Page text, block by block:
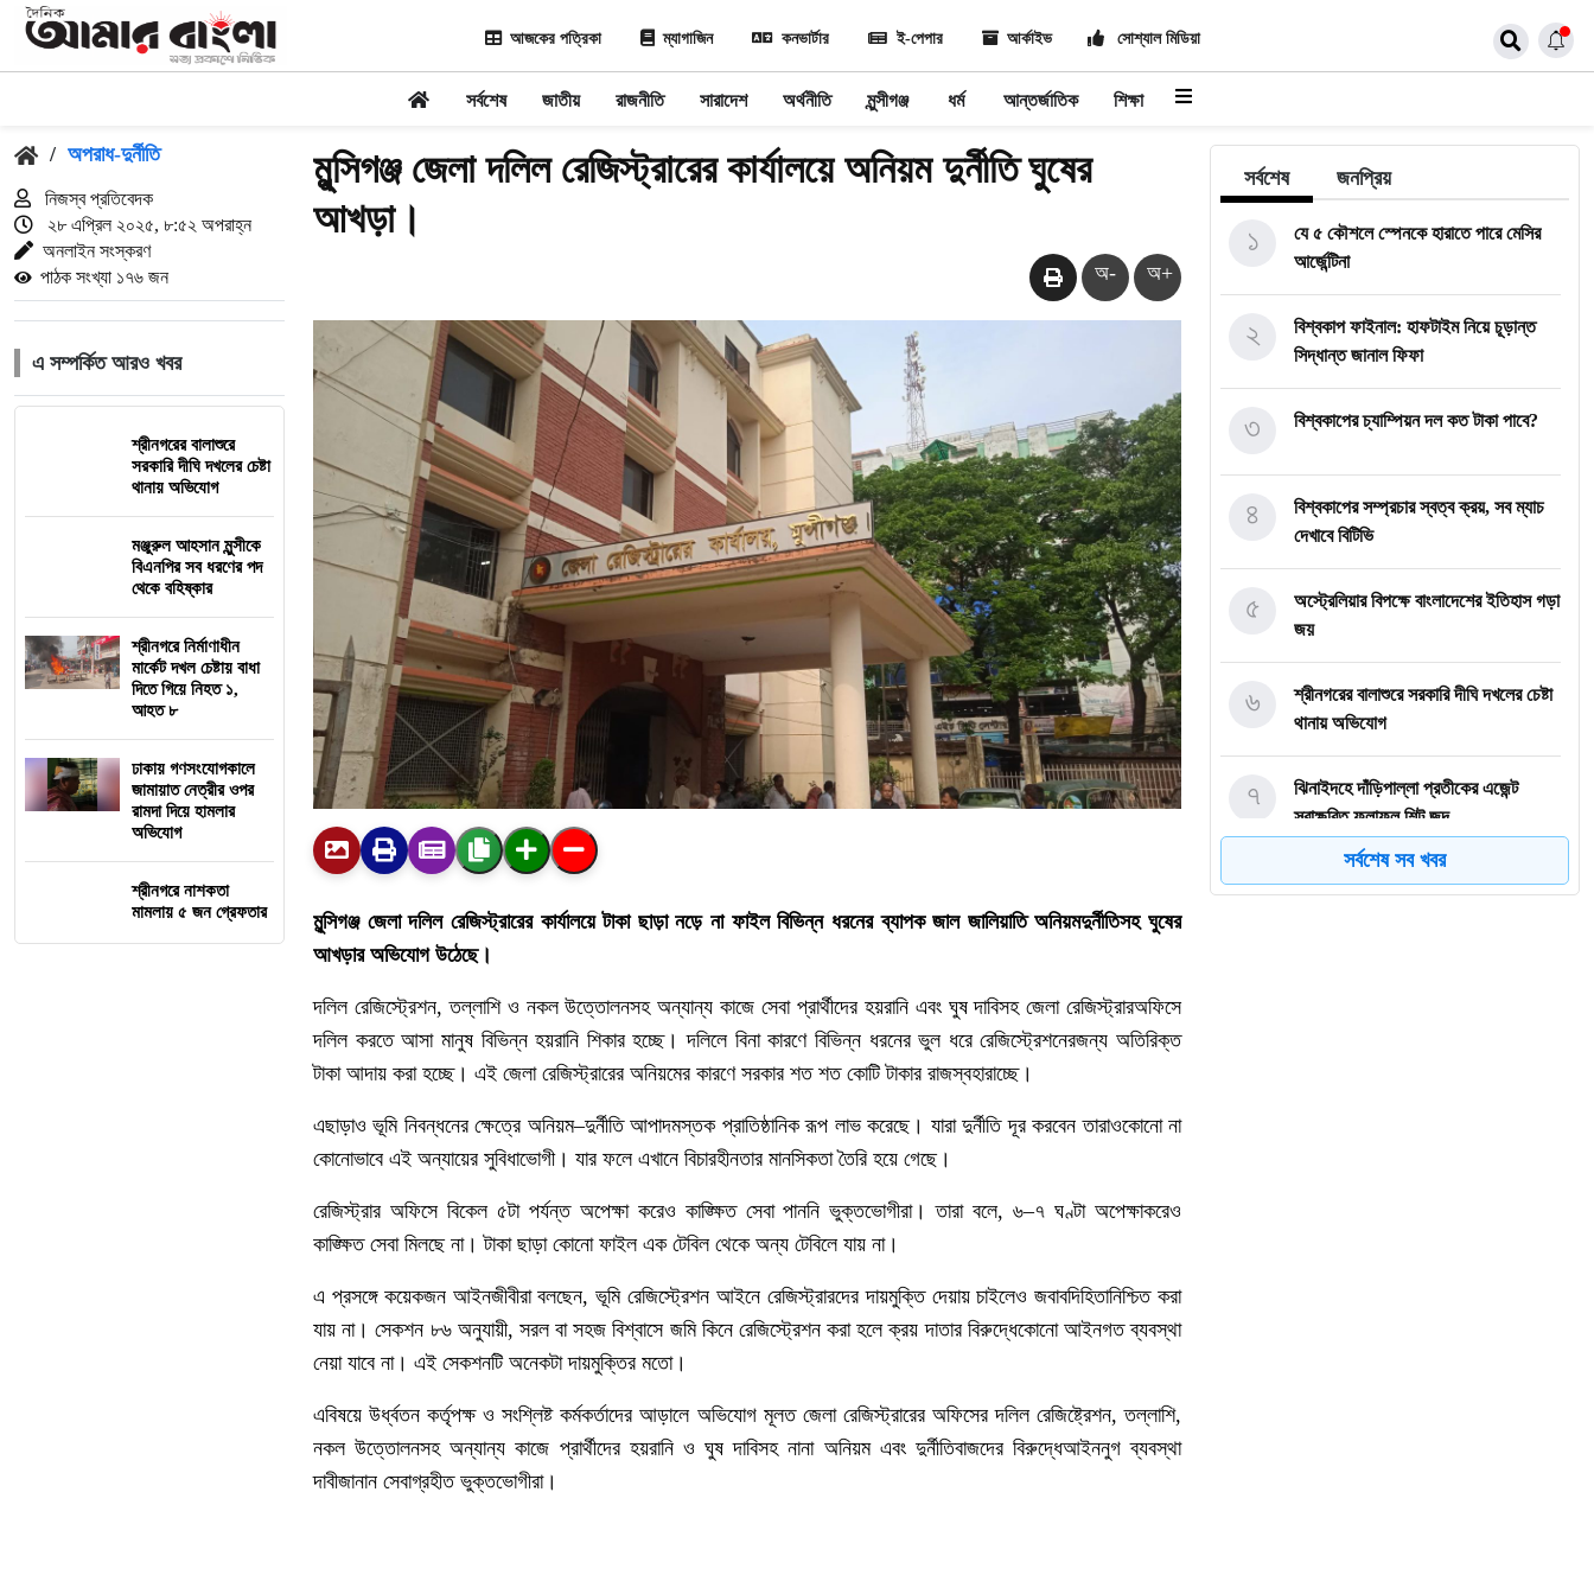
আজকের পত্রিকা ম্যাগাজিন কনভার্টার ই-পেপার আর্কাইভ সোশ্যাল মিডিয়া
সর্বশেষ জাতীয় রাজনীতি সারাদেশ অর্থনীতি মুন্সীগঞ্জ ধর্ম আন্তর্জাতিক শিক্ষা
/ অপরাধ-দুর্নীতি
নিজস্ব প্রতিবেদক
২৮ এপ্রিল ২০২৫, ৮:৫২ অপরাহ্ন
অনলাইন সংস্করণ
পাঠক সংখ্যা ১৭৬ জন
এ সম্পর্কিত আরও খবর
শ্রীনগরের বালাশুরে
সরকারি দীঘি দখলের চেষ্টা
থানায় অভিযোগ
মঞ্জুরুল আহসান মুন্সীকে
বিএনপির সব ধরণের পদ
থেকে বহিষ্কার
শ্রীনগরে নির্মাণাধীন
মার্কেট দখল চেষ্টায় বাধা
দিতে গিয়ে নিহত ১,
আহত ৮
ঢাকায় গণসংযোগকালে
জামায়াত নেত্রীর ওপর
রামদা দিয়ে হামলার
অভিযোগ
শ্রীনগরে নাশকতা
মামলায় ৫ জন গ্রেফতার
মুন্সিগঞ্জ জেলা দলিল রেজিস্ট্রারের কার্যালয়ে অনিয়ম দুর্নীতি ঘুষের
আখড়া।
অ- অ+
মুন্সিগঞ্জ জেলা দলিল রেজিস্ট্রারের কার্যালয়ে টাকা ছাড়া নড়ে না ফাইল বিভিন্ন ধরনের ব্যাপক জাল জালিয়াতি অনিয়মদুর্নীতিসহ ঘুষের
আখড়ার অভিযোগ উঠেছে।
দলিল রেজিস্ট্রেশন,তল্লাশি ও নকল উত্তোলনসহ অন্যান্য কাজে সেবা প্রার্থীদের হয়রানি এবং ঘুষ দাবিসহ জেলা রেজিস্ট্রারঅফিসে
দলিল করতে আসা মানুষ বিভিন্ন হয়রানি শিকার হচ্ছে। দলিলে বিনা কারণে বিভিন্ন ধরনের ভুল ধরে রেজিস্ট্রেশনেরজন্য অতিরিক্ত
টাকা আদায় করা হচ্ছে। এই জেলা রেজিস্ট্রারের অনিয়মের কারণে সরকার শত শত কোটি টাকার রাজস্বহারাচ্ছে।
এছাড়াও ভূমি নিবন্ধনের ক্ষেত্রে অনিয়ম–দুর্নীতি আপাদমস্তক প্রাতিষ্ঠানিক রূপ লাভ করেছে। যারা দুর্নীতি দূর করবেন তারাওকোনো না
কোনোভাবে এই অন্যায়ের সুবিধাভোগী। যার ফলে এখানে বিচারহীনতার মানসিকতা তৈরি হয়ে গেছে।
রেজিস্ট্রার অফিসে বিকেল ৫টা পর্যন্ত অপেক্ষা করেও কাঙ্ক্ষিত সেবা পাননি ভুক্তভোগীরা। তারা বলে,৬–৭ ঘণ্টা অপেক্ষাকরেও
কাঙ্ক্ষিত সেবা মিলছে না। টাকা ছাড়া কোনো ফাইল এক টেবিল থেকে অন্য টেবিলে যায় না।
এ প্রসঙ্গে কয়েকজন আইনজীবীরা বলছেন,ভূমি রেজিস্ট্রেশন আইনে রেজিস্ট্রারদের দায়মুক্তি দেয়ায় চাইলেও জবাবদিহিতানিশ্চিত করা
যায় না। সেকশন ৮৬ অনুযায়ী, সরল বা সহজ বিশ্বাসে জমি কিনে রেজিস্ট্রেশন করা হলে ক্রয় দাতার বিরুদ্ধেকোনো আইনগত ব্যবস্থা
নেয়া যাবে না। এই সেকশনটি অনেকটা দায়মুক্তির মতো।
এবিষয়ে উর্ধ্বতন কর্তৃপক্ষ ও সংশ্লিষ্ট কর্মকর্তাদের আড়ালে অভিযোগ মূলত জেলা রেজিস্ট্রারের অফিসের দলিল রেজিষ্ট্রেশন,তল্লাশি,
নকল উত্তোলনসহ অন্যান্য কাজে প্রার্থীদের হয়রানি ও ঘুষ দাবিসহ নানা অনিয়ম এবং দুর্নীতিবাজদের বিরুদ্ধেআইননুগ ব্যবস্থা
দাবীজানান সেবাগ্রহীত ভুক্তভোগীরা।
সর্বশেষ জনপ্রিয়
যে ৫ কৌশলে স্পেনকে হারাতে পারে মেসির
আর্জেন্টিনা
১
বিশ্বকাপ ফাইনাল: হাফটাইম নিয়ে চূড়ান্ত
সিদ্ধান্ত জানাল ফিফা
২
বিশ্বকাপের চ্যাম্পিয়ন দল কত টাকা পাবে?
৩
বিশ্বকাপের সম্প্রচার স্বত্ব ক্রয়, সব ম্যাচ
দেখাবে বিটিভি
৪
অস্ট্রেলিয়ার বিপক্ষে বাংলাদেশের ইতিহাস গড়া
জয়
৫
শ্রীনগরের বালাশুরে সরকারি দীঘি দখলের চেষ্টা
থানায় অভিযোগ
৬
ঝিনাইদহে দাঁড়িপাল্লা প্রতীকের এজেন্ট
স্বাক্ষরিত ফলাফল শিট জব্দ
৭
ত্রয়োদশ জাতীয় নির্বাচন, শান্তিপূর্ণ ও
৮
সর্বশেষ সব খবর